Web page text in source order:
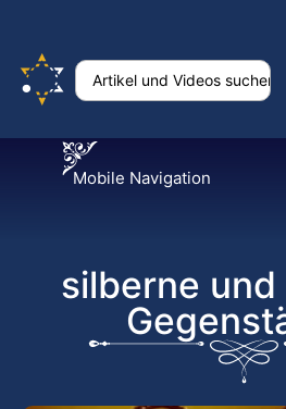
Mobile Navigation
silberne